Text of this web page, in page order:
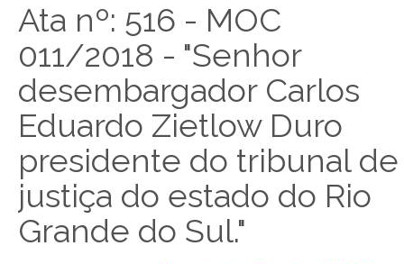
Ata nº: 516 - MOC
011/2018 - "Senhor
desembargador Carlos
Eduardo Zietlow Duro
presidente do tribunal de
justiça do estado do Rio
Grande do Sul."